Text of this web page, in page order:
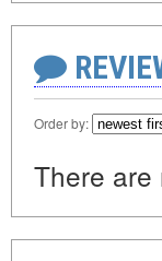
Order by:
There are